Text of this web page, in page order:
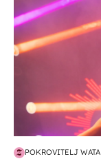
POKROVITELJ WATA